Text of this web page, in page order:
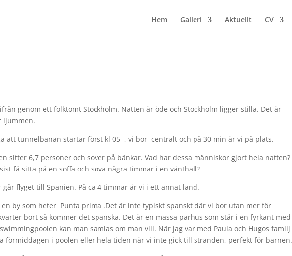
Hem Galleri Aktuellt CV
genom ett folktomt Stockholm. Natten är öde och Stockholm ligger stilla. Det är
ljummen.
att tunnelbanan startar först kl 05 , vi bor centralt och på 30 min är vi på plats.
sitter 6,7 personer och sover på bänkar. Vad har dessa människor gjort hela natten?
få sitta på en soffa och sova några timmar i en vänthall?
flyget till Spanien. På ca 4 timmar är vi i ett annat land.
by som heter Punta prima .Det är inte typiskt spanskt där vi bor utan mer för
bort så kommer det spanska. Det är en massa parhus som står i en fyrkant med
kan man samlas om man vill. När jag var med Paula och Hugos familj
förmiddagen i poolen eller hela tiden när vi inte gick till stranden, perfekt för barnen.